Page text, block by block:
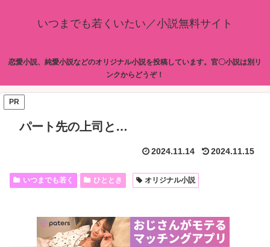
いつまでも若くいたい／小説無料サイト
恋愛小説、純愛小説などのオリジナル小説を投稿しています。官〇小説は別リ
ンクからどうぞ！
PR
パート先の上司と…
2024.11.14 2024.11.15
いつまでも若く ひととき オリジナル小説